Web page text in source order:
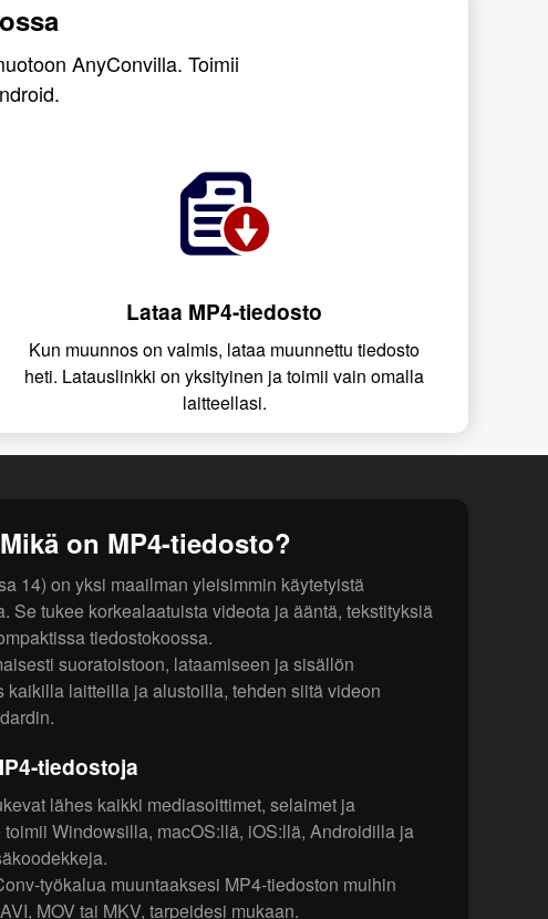
AnyConvilla. Toimii
Lataa MP4-tiedosto
Kun muunnos on valmis, lataa muunnettu tiedosto
heti. Latauslinkki on yksityinen ja toimii vain omalla
laitteellasi.
Mikä on MP4-tiedosto?
14) on yksi maailman yleisimmin käytetyistä
Se tukee korkealaatuista videota ja ääntä, tekstityksiä
tiedostokoossa.
suoratoistoon, lataamiseen ja sisällön
kaikilla laitteilla ja alustoilla, tehden siitä videon
tiedostoja
lähes kaikki mediasoittimet, selaimet ja
Windowsilla, macOS:llä, iOS:llä, Androidilla ja
työkalua muuntaaksesi MP4-tiedoston muihin
MOV tai MKV, tarpeidesi mukaan.